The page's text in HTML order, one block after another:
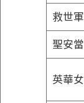
救世
聖安
英華